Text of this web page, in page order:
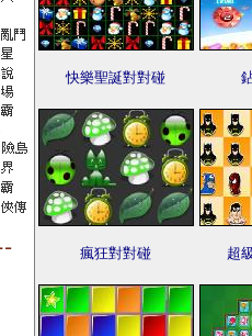
快樂聖誕對對碰
瘋狂對對碰 超